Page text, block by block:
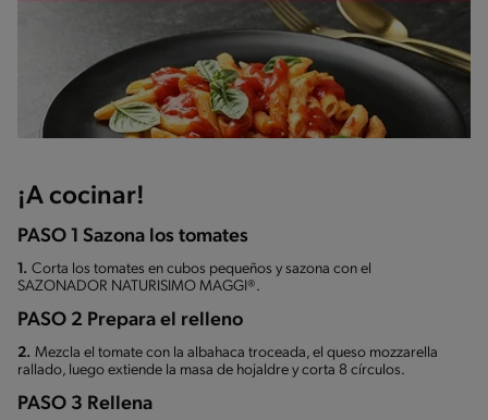
¡A cocinar!
PASO 1 Sazona los tomates
1. Corta los tomates en cubos pequeños y sazona con el
SAZONADOR NATURISIMO MAGGI®.
PASO 2 Prepara el relleno
2. Mezcla el tomate con la albahaca troceada, el queso mozzarella
rallado, luego extiende la masa de hojaldre y corta 8 círculos.
PASO 3 Rellena